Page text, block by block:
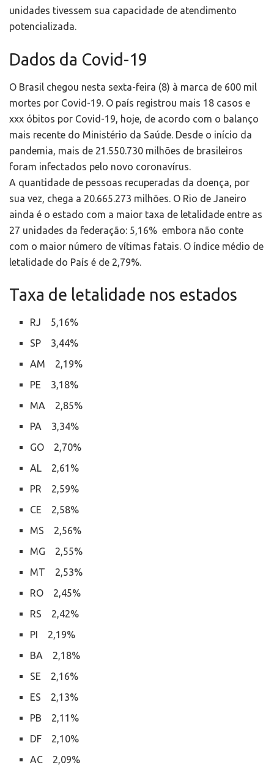
unidades tivessem sua capacidade de atendimento
potencializada.
Dados da Covid-19
O Brasil chegou nesta sexta-feira (8) à marca de 600 mil
mortes por Covid-19. O país registrou mais 18 casos e
xxx óbitos por Covid-19, hoje, de acordo com o balanço
mais recente do Ministério da Saúde. Desde o início da
pandemia, mais de 21.550.730 milhões de brasileiros
foram infectados pelo novo coronavírus.
A quantidade de pessoas recuperadas da doença, por
sua vez, chega a 20.665.273 milhões. O Rio de Janeiro
ainda é o estado com a maior taxa de letalidade entre as
27 unidades da federação: 5,16% embora não conte
com o maior número de vítimas fatais. O índice médio de
letalidade do País é de 2,79%.
Taxa de letalidade nos estados
RJ 5,16%
SP 3,44%
AM 2,19%
PE 3,18%
MA 2,85%
PA 3,34%
GO 2,70%
AL 2,61%
PR 2,59%
CE 2,58%
MS 2,56%
MG 2,55%
MT 2,53%
RO 2,45%
RS 2,42%
PI 2,19%
BA 2,18%
SE 2,16%
ES 2,13%
PB 2,11%
DF 2,10%
AC 2,09%